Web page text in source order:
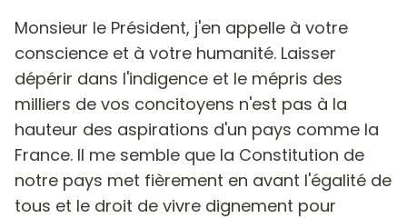
Monsieur le Président, j'en appelle à votre
conscience et à votre humanité. Laisser
dépérir dans l'indigence et le mépris des
milliers de vos concitoyens n'est pas à la
hauteur des aspirations d'un pays comme la
France. Il me semble que la Constitution de
notre pays met fièrement en avant l'égalité de
tous et le droit de vivre dignement pour